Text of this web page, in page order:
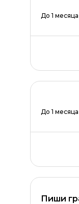
До 1 месяца
До 1 месяца
Пиши